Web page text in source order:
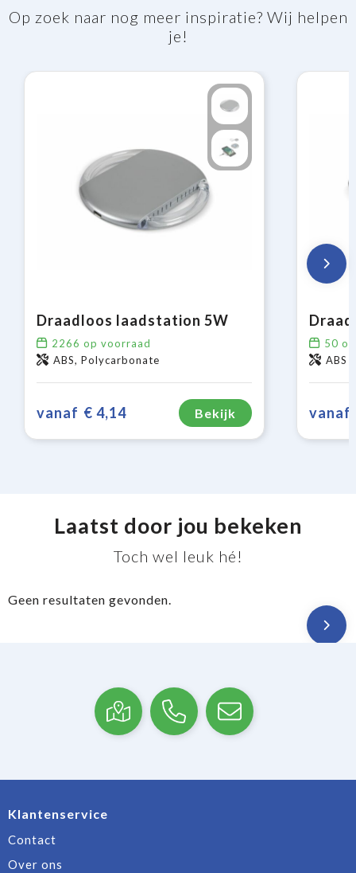
Op zoek naar nog meer inspiratie? Wij helpen
je!
Draadloos laadstation 5W
2266 op voorraad
ABS, Polycarbonate
vanaf € 4,14 Bekijk
50
ABS
vanaf
Laatst door jou bekeken
Toch wel leuk hé!
Geen resultaten gevonden.
Klantenservice
Contact
Over ons